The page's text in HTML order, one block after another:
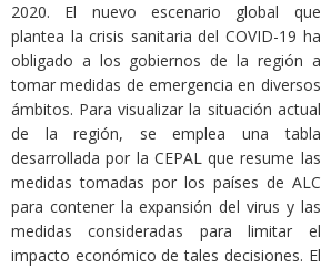
2020. El nuevo escenario global que
plantea la crisis sanitaria del COVID-19 ha
obligado a los gobiernos de la región a
tomar medidas de emergencia en diversos
ámbitos. Para visualizar la situación actual
de la región, se emplea una tabla
desarrollada por la CEPAL que resume las
medidas tomadas por los países de ALC
para contener la expansión del virus y las
medidas consideradas para limitar el
impacto económico de tales decisiones. El